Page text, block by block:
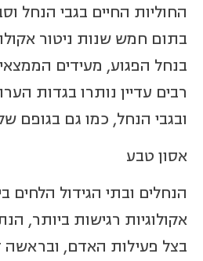
החוליות החיים בגבי הנחל
בתום חמש שנות ניטור
בנחל הפגוע, מעידים
רבים עדיין נותרו בגדות
ובגבי הנחל, כמו גם בגופם
אסון טבע
הנחלים ובתי הגידול
אקולוגיות רגישות ביותר,
בצל פעילות האדם, ובראשה